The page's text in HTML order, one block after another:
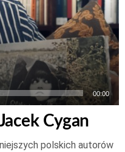
00:00
Cygan
polskich autorów